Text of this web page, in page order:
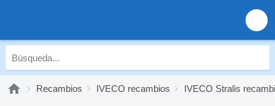
Recambios IVECO recambios IVECO Stralis